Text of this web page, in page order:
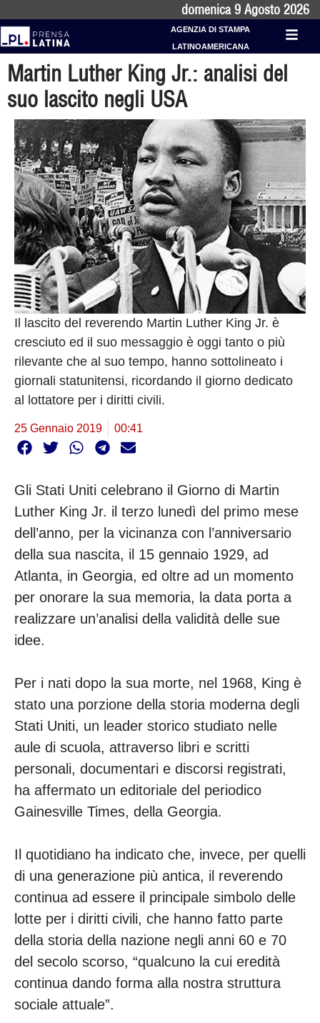
domenica 9 Agosto 2026
AGENZIA DI STAMPA
LATINOAMERICANA
Martin Luther King Jr.: analisi del
suo lascito negli USA
Il lascito del reverendo Martin Luther King Jr. è
cresciuto ed il suo messaggio è oggi tanto o più
rilevante che al suo tempo, hanno sottolineato i
giornali statunitensi, ricordando il giorno dedicato
al lottatore per i diritti civili.
25 Gennaio 2019 00:41
Gli Stati Uniti celebrano il Giorno di Martin
Luther King Jr. il terzo lunedì del primo mese
dell’anno, per la vicinanza con l’anniversario
della sua nascita, il 15 gennaio 1929, ad
Atlanta, in Georgia, ed oltre ad un momento
per onorare la sua memoria, la data porta a
realizzare un’analisi della validità delle sue
idee.
Per i nati dopo la sua morte, nel 1968, King è
stato una porzione della storia moderna degli
Stati Uniti, un leader storico studiato nelle
aule di scuola, attraverso libri e scritti
personali, documentari e discorsi registrati,
ha affermato un editoriale del periodico
Gainesville Times, della Georgia.
Il quotidiano ha indicato che, invece, per quelli
di una generazione più antica, il reverendo
continua ad essere il principale simbolo delle
lotte per i diritti civili, che hanno fatto parte
della storia della nazione negli anni 60 e 70
del secolo scorso, “qualcuno la cui eredità
continua dando forma alla nostra struttura
sociale attuale”.